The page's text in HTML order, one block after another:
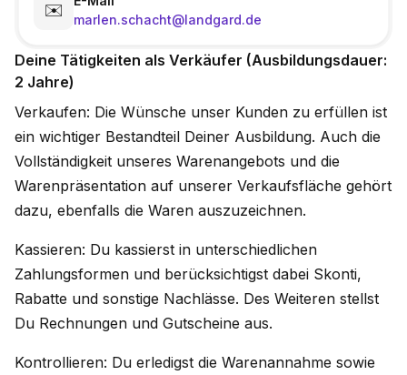
Deine Tätigkeiten als Verkäufer (Ausbildungsdauer:
2 Jahre)
Verkaufen: Die Wünsche unser Kunden zu erfüllen ist
ein wichtiger Bestandteil Deiner Ausbildung. Auch die
Vollständigkeit unseres Warenangebots und die
Warenpräsentation auf unserer Verkaufsfläche gehört
dazu, ebenfalls die Waren auszuzeichnen.
Kassieren: Du kassierst in unterschiedlichen
Zahlungsformen und berücksichtigst dabei Skonti,
Rabatte und sonstige Nachlässe. Des Weiteren stellst
Du Rechnungen und Gutscheine aus.
Kontrollieren: Du erledigst die Warenannahme sowie
✉️
marlen.schacht@landgard.de